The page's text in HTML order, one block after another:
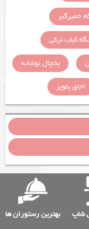
خمیرگیر
کباب ترکی
یخچال نوشابه
اجاق پلوپز
شاپ بهترین رستوران ها